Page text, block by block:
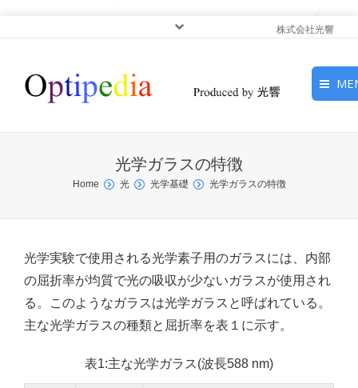
株式会社光響
ピックアップ
光応用・アプリケーショ
サービス
光学ガラスの特徴
You are here:
Home 光 光学基礎 光学ガラスの特徴
光学実験で使用される光学素子用のガラスには、内部
の屈折率が均質で光の吸収が少ないガラスが使用され
る。このようなガラスは光学ガラスと呼ばれている。
主な光学ガラスの種類と屈折率を表１に示す。
表1:主な光学ガラス(波長588 nm)